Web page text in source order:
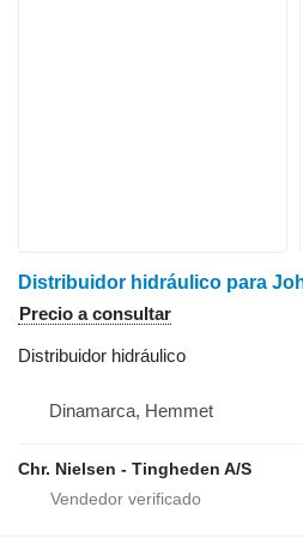
Distribuidor hidráulico para
Precio a consultar
Distribuidor hidráulico
Dinamarca, Hemmet
Chr. Nielsen - Tingheden A/S